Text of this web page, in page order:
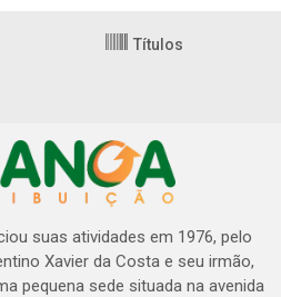
Títulos
suas atividades em 1976, pelo
Xavier da Costa e seu irmão,
pequena sede situada na avenida